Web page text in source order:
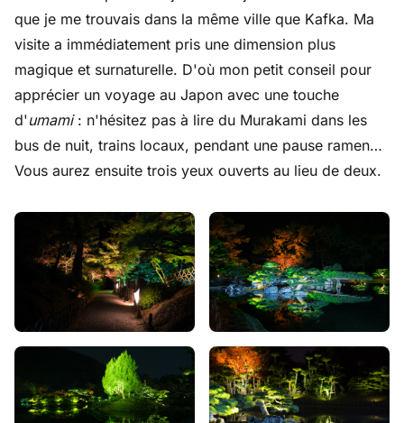
que je me trouvais dans la même ville que Kafka. Ma
visite a immédiatement pris une dimension plus
magique et surnaturelle. D'où mon petit conseil pour
apprécier un voyage au Japon avec une touche
d'umami : n'hésitez pas à lire du Murakami dans les
bus de nuit, trains locaux, pendant une pause ramen…
Vous aurez ensuite trois yeux ouverts au lieu de deux.